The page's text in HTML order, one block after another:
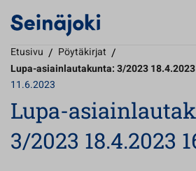
Etusivu / Pöytäkirjat /
Lupa-asiainlautakunta: 3/2023
11.6.2023
Lupa-
3/2023 18.4.2023